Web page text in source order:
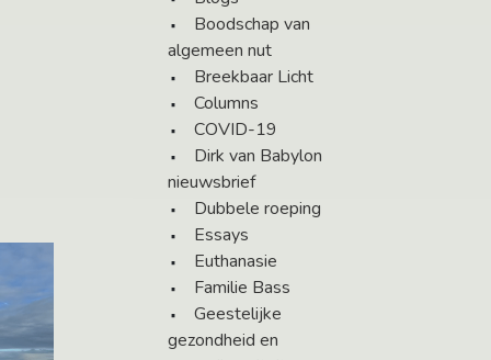
Boodschap van
algemeen nut
Breekbaar Licht
Columns
COVID-19
Dirk van Babylon
nieuwsbrief
Dubbele roeping
Essays
Euthanasie
Familie Bass
Geestelijke
gezondheid en